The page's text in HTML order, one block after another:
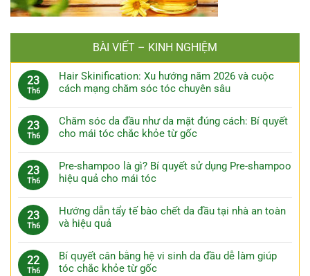
BÀI VIẾT – KINH NGHIỆM
23
Th6
Hair Skinification: Xu hướng năm 2026 và cuộc
cách mạng chăm sóc tóc chuyên sâu
23
Th6
Chăm sóc da đầu như da mặt đúng cách: Bí quyết
cho mái tóc chắc khỏe từ gốc
23
Th6
Pre-shampoo là gì? Bí quyết sử dụng Pre-shampoo
hiệu quả cho mái tóc
23
Th6
Hướng dẫn tẩy tế bào chết da đầu tại nhà an toàn
và hiệu quả
22
Th6
Bí quyết cân bằng hệ vi sinh da đầu dễ làm giúp
tóc chắc khỏe từ gốc